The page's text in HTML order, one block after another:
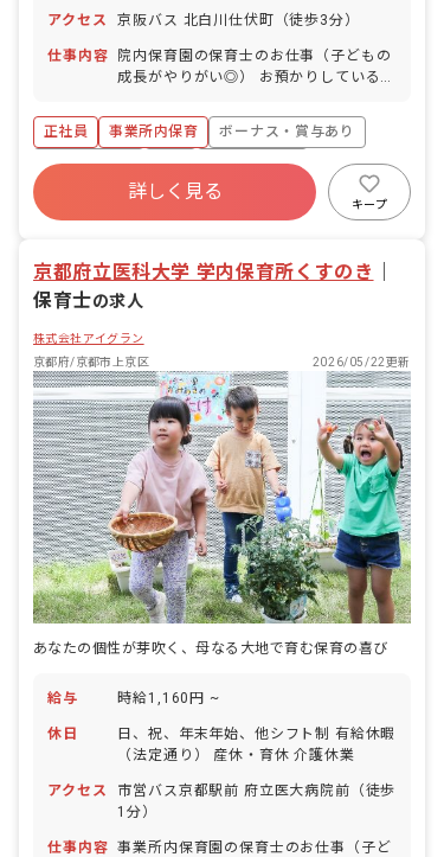
日
アクセス 京阪バス 北白川仕伏町（徒歩3分）
仕事内容
院内保育園の保育士のお仕事（子どもの
成長がやりがい◎） お預かりしている子
食事・睡眠・排泄・清潔・衣類の着脱等
・集団生活を通じた社会性の装着 ・行事
の計画・実行、お知らせの作成
正社員 事業所内保育
ボーナス・賞与あり
社会保険完備
有給
福利厚生充実
昇給昇進あり
産休育休制度
詳しく見る
キープ
京都府立医科大学 学内保育所くすのき
保育士の求人
株式会社アイグラン
京都府/京都市上京区
2026/05/22更新
あなたの個性が芽吹く、母なる大地で育む保育の喜び
給与 時給1,160円 ~
休日
日、祝、年末年始、他シフト制 有給休暇
（法定通り） 産休・育休 介護休業
アクセス
市営バス京都駅前 府立医大病院前（徒歩
1分）
仕事内容 事業所内保育園の保育士のお仕事（子ど